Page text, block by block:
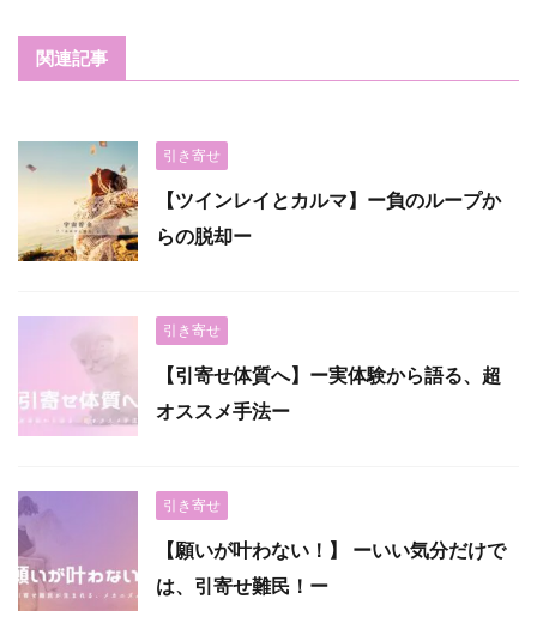
関連記事
引き寄せ
【ツインレイとカルマ】ー負のループか
らの脱却ー
引き寄せ
【引寄せ体質へ】ー実体験から語る、超
オススメ手法ー
引き寄せ
【願いが叶わない！】 ーいい気分だけで
は、引寄せ難民！ー